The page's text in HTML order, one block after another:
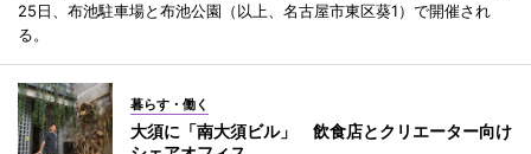
25日、布池駐車場と布池公園（以上、名古屋市東区葵1）で開催され
る。
暮らす・働く
大須に「南大須ビル」 飲食店とクリエーター向け